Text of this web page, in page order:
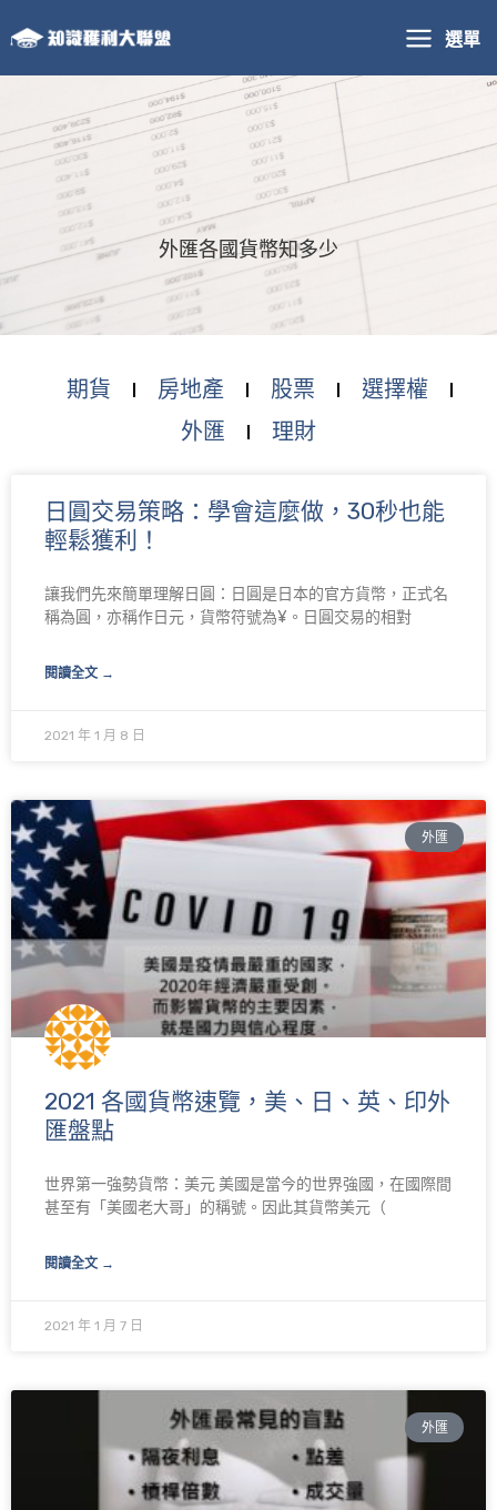
至
主
內
容
選單
外匯各國貨幣知多少
期貨 房地產 股票
選擇權
外匯
理財
日圓交易策略：學會這麼做，30秒也能
輕鬆獲利！
讓我們先來簡單理解日圓：日圓是日本的官方貨幣，正式名
稱為圓，亦稱作日元，貨幣符號為¥。日圓交易的相對
閱讀全文 →
2021 年 1 月 8 日
外匯
2021 各國貨幣速覽，美、日、英、印外
匯盤點
世界第一強勢貨幣：美元 美國是當今的世界強國，在國際間
甚至有「美國老大哥」的稱號。因此其貨幣美元（
閱讀全文 →
2021 年 1 月 7 日
外匯